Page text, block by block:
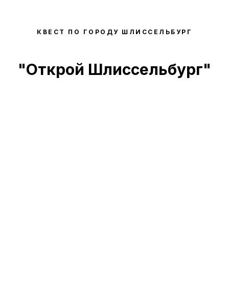
КВЕСТ ПО ГОРОДУ ШЛИССЕЛЬБУРГ
"Открой Шлиссельбург"